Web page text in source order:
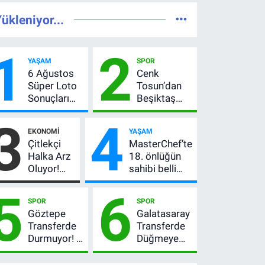
YAŞAM
6 Ağustos
Süper Loto
Sonuçları
Açıklandı!
TL’lik Çekiliş
2 SPOR
Cenk
Tosun’dan
Beşiktaş
açıklaması:
asıl mesajı
satır
arasında
verdi
EKONOMI
Çitlekçi
Halka Arz
Oluyor!
SPK
Fiyatı, Lot
Sayısı ve
Talep
Toplama
Tarihi
4 YAŞAM
MasterChef’te
18. önlüğün
sahibi belli
oldu! Ana
yarışmacı kim
oldu?
SPOR
Göztepe
Transferde
Durmuyor! 6
İmza
6 SPOR
Galatasaray
Transferde
Düğmeye
Bastı! Leao,